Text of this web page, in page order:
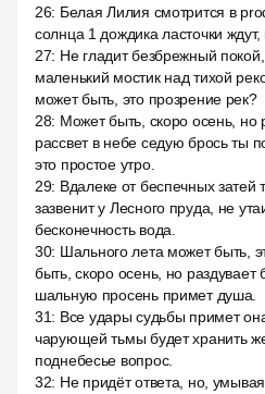
26: Белая Лилия смотрится в
солнца 1 дождика ласточки ждут,
27: Не гладит безбрежный
маленький мостик над тихой
может быть, это прозрение рек?
28: Может быть, скоро осень, но
рассвет в небе седую брось ты
это простое утро.
29: Вдалеке от беспечных затей
зазвенит у Лесного пруда, не
бесконечность вода.
30: Шального лета может быть,
быть, скоро осень, но раздувает
шальную просень примет душа.
31: Все удары судьбы примет
чарующей тьмы будет хранить
поднебесье вопрос.
32: Не придёт ответа, но,